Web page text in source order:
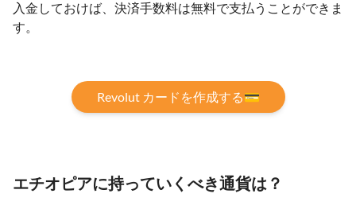
入金しておけば、決済手数料は無料で支払うことができま
す。
Revolut カードを作成する💳
エチオピアに持っていくべき通貨は？